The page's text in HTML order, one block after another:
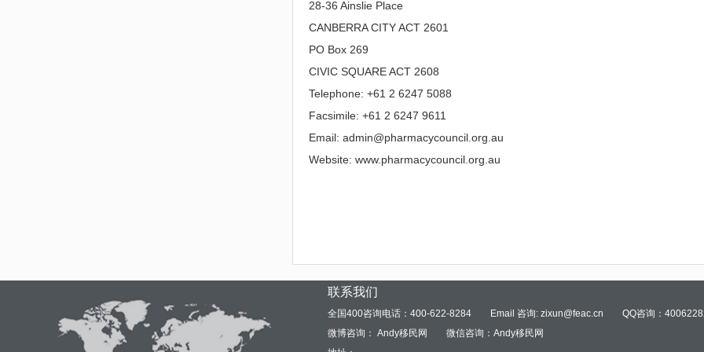
28-36 Ainslie Place
CANBERRA CITY ACT 2601
PO Box 269
CIVIC SQUARE ACT 2608
Telephone: +61 2 6247 5088
Facsimile: +61 2 6247 9611
Email: admin@pharmacycouncil.org.au
Website: www.pharmacycouncil.org.au
联系我们
全国400咨询电话：400-622-8284 Email 咨询: zixun@feac.cn
QQ咨询：
微博咨询： Andy移民网
微信咨询：Andy移民网